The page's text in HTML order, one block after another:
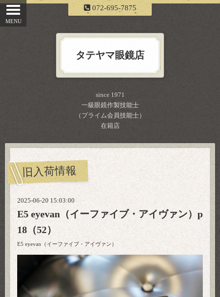
072-695-7875
タテヤマ眼鏡店
since 1971
一級眼鏡作製技能士
（プライム会員技能士）
在籍店
旧入荷情報
2025-06-20 15:03:00
E5 eyevan（イーファイブ・アイヴァン）p
18（52）
E5 eyevan（イーファイブ・アイヴァン）